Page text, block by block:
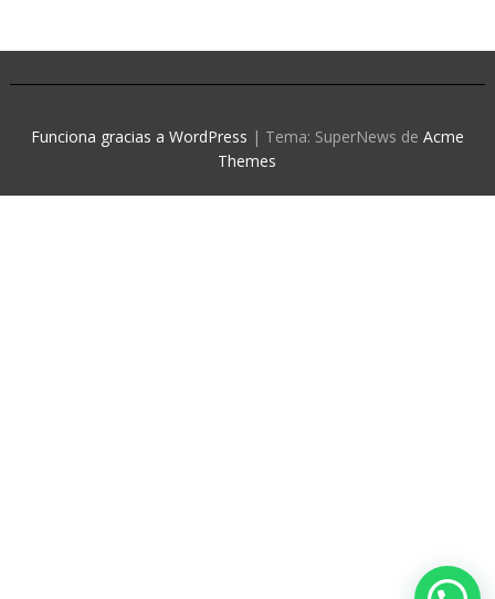
Funciona gracias a WordPress | Tema: SuperNews de Acme
Themes